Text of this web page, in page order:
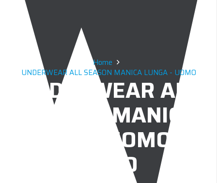
Home
UNDERWEAR ALL SEASON MANICA LUNGA - UOMO
UNDERWEAR ALL
SEASON MANICA
LUNGA UOMO –
NERO